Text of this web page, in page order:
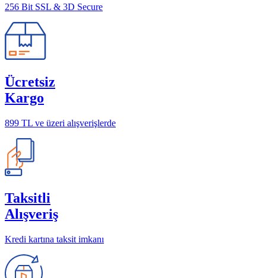
256 Bit SSL & 3D Secure
Ücretsiz
Kargo
899 TL ve üzeri alışverişlerde
Taksitli
Alışveriş
Kredi kartına taksit imkanı